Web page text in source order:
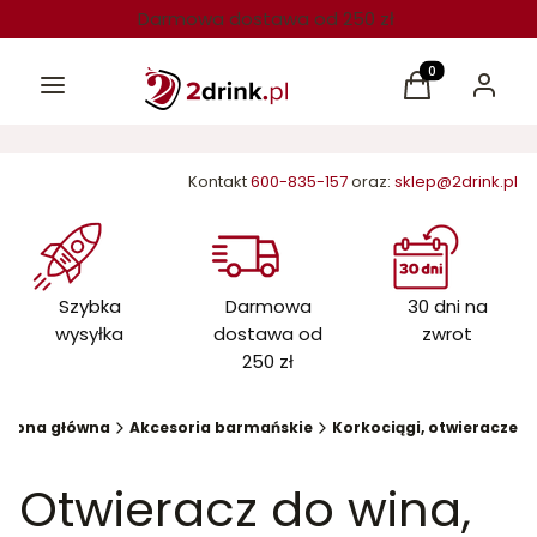
Darmowa dostawa od 250 zł
Menu Produkty w
Koszyk Zaloguj
Kontakt600-835-157oraz: sklep@2drink.pl
Szybka
wysyłka
Darmowa
dostawa od
250 zł
30 dni na
zwrot
główna Akcesoria barmańskie Korkociągi, otwieracze
Otwieracz do wina,